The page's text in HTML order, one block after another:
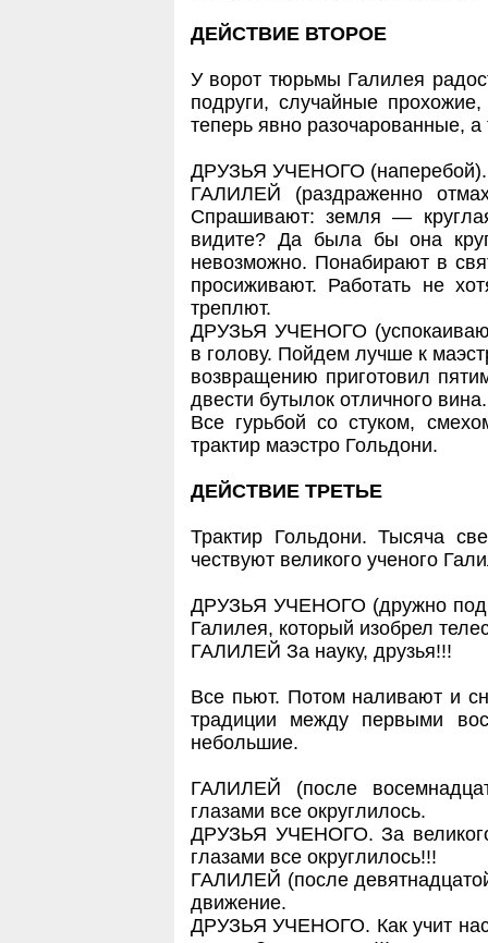
ДЕЙСТВИЕ ВТОРОЕ
У ворот тюрьмы Галилея
подруги, случайные
теперь явно разочарованные,
ДРУЗЬЯ УЧЕНОГО (наперебой).
ГАЛИЛЕЙ (раздраженно
Спрашивают: земля —
видите? Да была бы она
невозможно. Понабирают в
просиживают. Работать не
треплют.
ДРУЗЬЯ УЧЕНОГО
в голову. Пойдем лучше к
возвращению приготовил
двести бутылок отличного вина.
Все гурьбой со стуком,
трактир маэстро Гольдони.
ДЕЙСТВИЕ ТРЕТЬЕ
Трактир Гольдони. Тысяча
чествуют великого ученого
ДРУЗЬЯ УЧЕНОГО (дружно
Галилея, который изобрел
ГАЛИЛЕЙ За науку, друзья!!!
Все пьют. Потом наливают и
традиции между первыми
небольшие.
ГАЛИЛЕЙ (после
глазами все округлилось.
ДРУЗЬЯ УЧЕНОГО. За великого
глазами все округлилось!!!
ГАЛИЛЕЙ (после
движение.
ДРУЗЬЯ УЧЕНОГО. Как учит